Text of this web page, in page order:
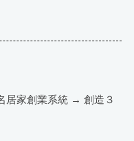
居家創業系統 → 創造３